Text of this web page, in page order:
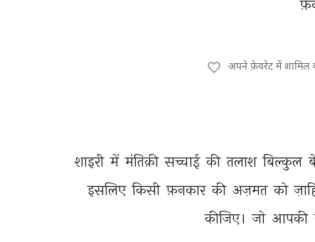
अपने फ़ेवरेट में शामिल
शाइरी में मंतिक़ी सच्चाई की तलाश बिल्कुल
इसलिए किसी फ़नकार की अज़मत को
कीजिए। जो आपकी